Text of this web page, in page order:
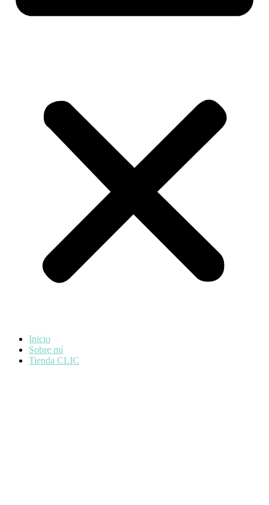
Inicio
Sobre mí
Tienda CLIC